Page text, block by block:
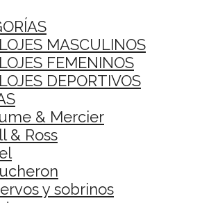
MASCULINOS
FEMENINOS
DEPORTIVOS
& Mercier
& Ross
y sobrinos